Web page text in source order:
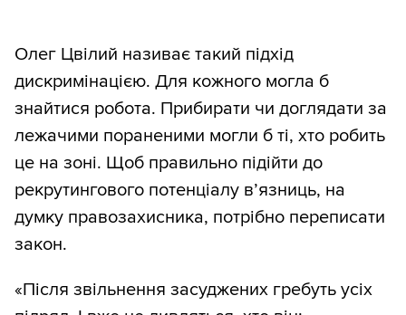
Олег Цвілий називає такий підхід
дискримінацією. Для кожного могла б
знайтися робота. Прибирати чи доглядати за
лежачими пораненими могли б ті, хто робить
це на зоні. Щоб правильно підійти до
рекрутингового потенціалу в’язниць, на
думку правозахисника, потрібно переписати
закон.
«Після звільнення засуджених гребуть усіх